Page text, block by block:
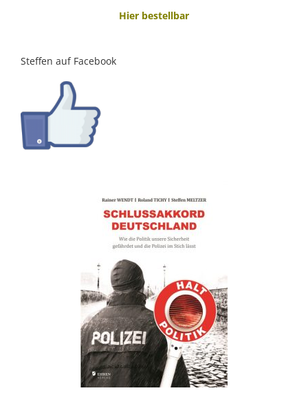
Hier bestellbar
Steffen auf Facebook